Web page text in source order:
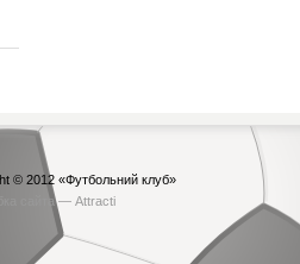
© 2012 «Футбольний клуб»
сайта — Attracti